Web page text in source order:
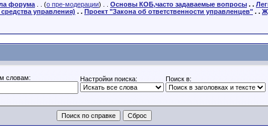
форума . . (о пре-модерации) . . Основы КОБ,часто задаваемые вопросы . .
управления) . . Проект "Закона об ответственности управленцев" . .
словам: Настройки поиска: Поиск в: